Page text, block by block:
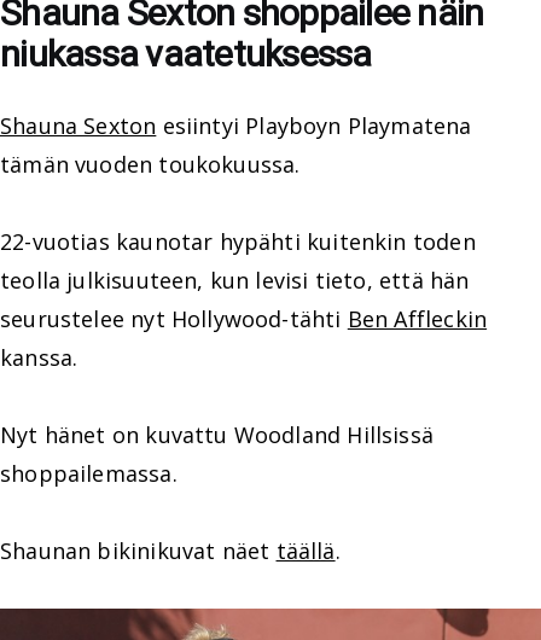
Shauna Sexton shoppailee näin
niukassa vaatetuksessa
Shauna Sexton esiintyi Playboyn Playmatena
tämän vuoden toukokuussa.
22-vuotias kaunotar hypähti kuitenkin toden
teolla julkisuuteen, kun levisi tieto, että hän
seurustelee nyt Hollywood-tähti Ben Affleckin
kanssa.
Nyt hänet on kuvattu Woodland Hillsissä
shoppailemassa.
Shaunan bikinikuvat näet täällä.